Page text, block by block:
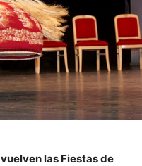
vuelven las Fiestas de